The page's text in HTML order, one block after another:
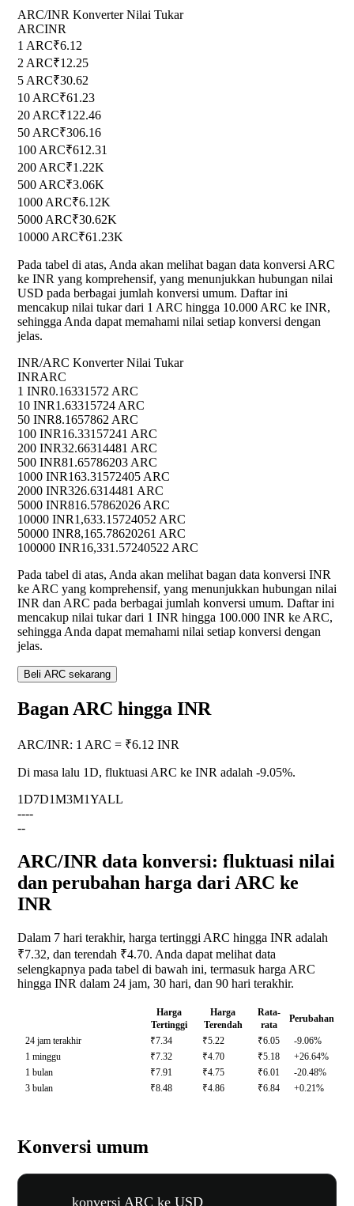
ARC/INR Konverter Nilai Tukar
ARCINR
1 ARC₹6.12
2 ARC₹12.25
5 ARC₹30.62
10 ARC₹61.23
20 ARC₹122.46
50 ARC₹306.16
100 ARC₹612.31
200 ARC₹1.22K
500 ARC₹3.06K
1000 ARC₹6.12K
5000 ARC₹30.62K
10000 ARC₹61.23K
Pada tabel di atas, Anda akan melihat bagan data konversi ARC
ke INR yang komprehensif, yang menunjukkan hubungan nilai
USD pada berbagai jumlah konversi umum. Daftar ini
mencakup nilai tukar dari 1 ARC hingga 10.000 ARC ke INR,
sehingga Anda dapat memahami nilai setiap konversi dengan
jelas.
INR/ARC Konverter Nilai Tukar
INRARC
1 INR0.16331572 ARC
10 INR1.63315724 ARC
50 INR8.1657862 ARC
100 INR16.33157241 ARC
200 INR32.66314481 ARC
500 INR81.65786203 ARC
1000 INR163.31572405 ARC
2000 INR326.6314481 ARC
5000 INR816.57862026 ARC
10000 INR1,633.15724052 ARC
50000 INR8,165.78620261 ARC
100000 INR16,331.57240522 ARC
Pada tabel di atas, Anda akan melihat bagan data konversi INR
ke ARC yang komprehensif, yang menunjukkan hubungan nilai
INR dan ARC pada berbagai jumlah konversi umum. Daftar ini
mencakup nilai tukar dari 1 INR hingga 100.000 INR ke ARC,
sehingga Anda dapat memahami nilai setiap konversi dengan
jelas.
Beli ARC sekarang
Bagan ARC hingga INR
ARC/INR: 1 ARC = ₹6.12 INR
Di masa lalu 1D, fluktuasi ARC ke INR adalah -9.05%.
1D7D1M3M1YALL
----
--
ARC/INR data konversi: fluktuasi nilai
dan perubahan harga dari ARC ke
INR
Dalam 7 hari terakhir, harga tertinggi ARC hingga INR adalah
₹7.32, dan terendah ₹4.70. Anda dapat melihat data
selengkapnya pada tabel di bawah ini, termasuk harga ARC
hingga INR dalam 24 jam, 30 hari, dan 90 hari terakhir.
Harga
Tertinggi
Harga
Terendah
Rata-
rata
Perubahan
24 jam terakhir
₹7.34 ₹5.22 ₹6.05
-9.06%
1 minggu
₹7.32 ₹4.70 ₹5.18
+26.64%
1 bulan
₹7.91 ₹4.75 ₹6.01
-20.48%
3 bulan
₹8.48 ₹4.86 ₹6.84 +0.21%
Konversi umum
konversi ARC ke USD